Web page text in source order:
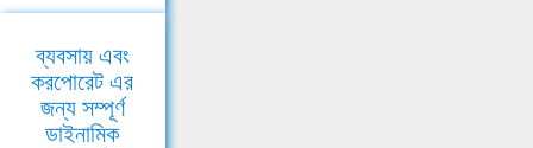
ব্যবসায় এবং
করপোরেট এর
জন্য সম্পূর্ণ
ডাইনামিক